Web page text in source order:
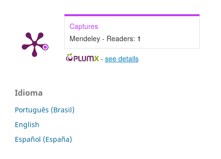
Captures
Mendeley - Readers: 1
- see details
Idioma
Português (Brasil)
English
Español (España)